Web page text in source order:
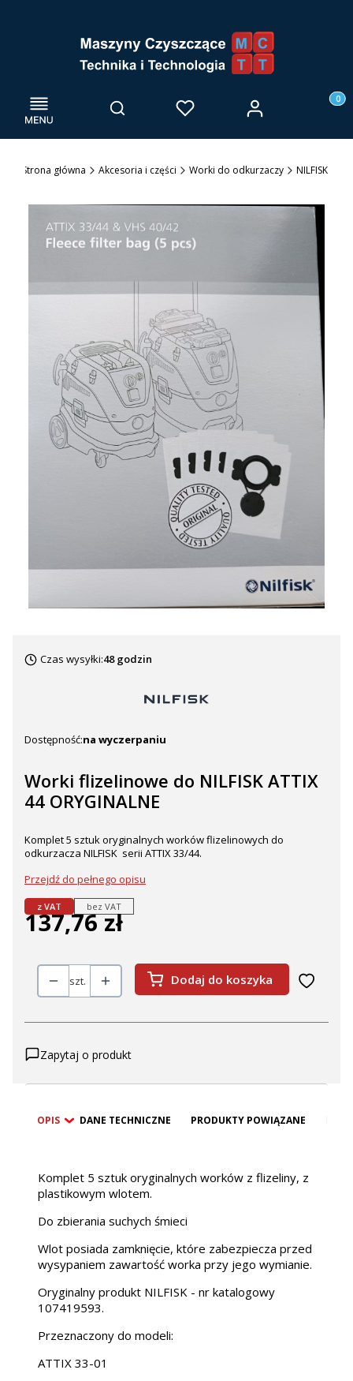
Menu Otwórz wyszukiwarkę
Szukaj Ulubione Zaloguj się
Strona główna Akcesoria i części Worki do odkurzaczy NILFISK
Czas wysyłki:48 godzin
Dostępność:na wyczerpaniu
Worki flizelinowe do NILFISK ATTIX
44 ORYGINALNE
Komplet 5 sztuk oryginalnych worków flizelinowych do
odkurzacza NILFISK serii ATTIX 33/44.
Przejdź do pełnego opisu
z VAT bez VAT
Cena
137,76 zł
szt. Dodaj do koszyka
Zapytaj o produkt
OPIS DANE TECHNICZNE PRODUKTY POWIĄZANE
Komplet 5 sztuk oryginalnych worków z flizeliny, z
plastikowym wlotem.
Do zbierania suchych śmieci
Wlot posiada zamknięcie, które zabezpiecza przed
wysypaniem zawartość worka przy jego wymianie.
Oryginalny produkt NILFISK - nr katalogowy
107419593.
Przeznaczony do modeli:
ATTIX 33-01